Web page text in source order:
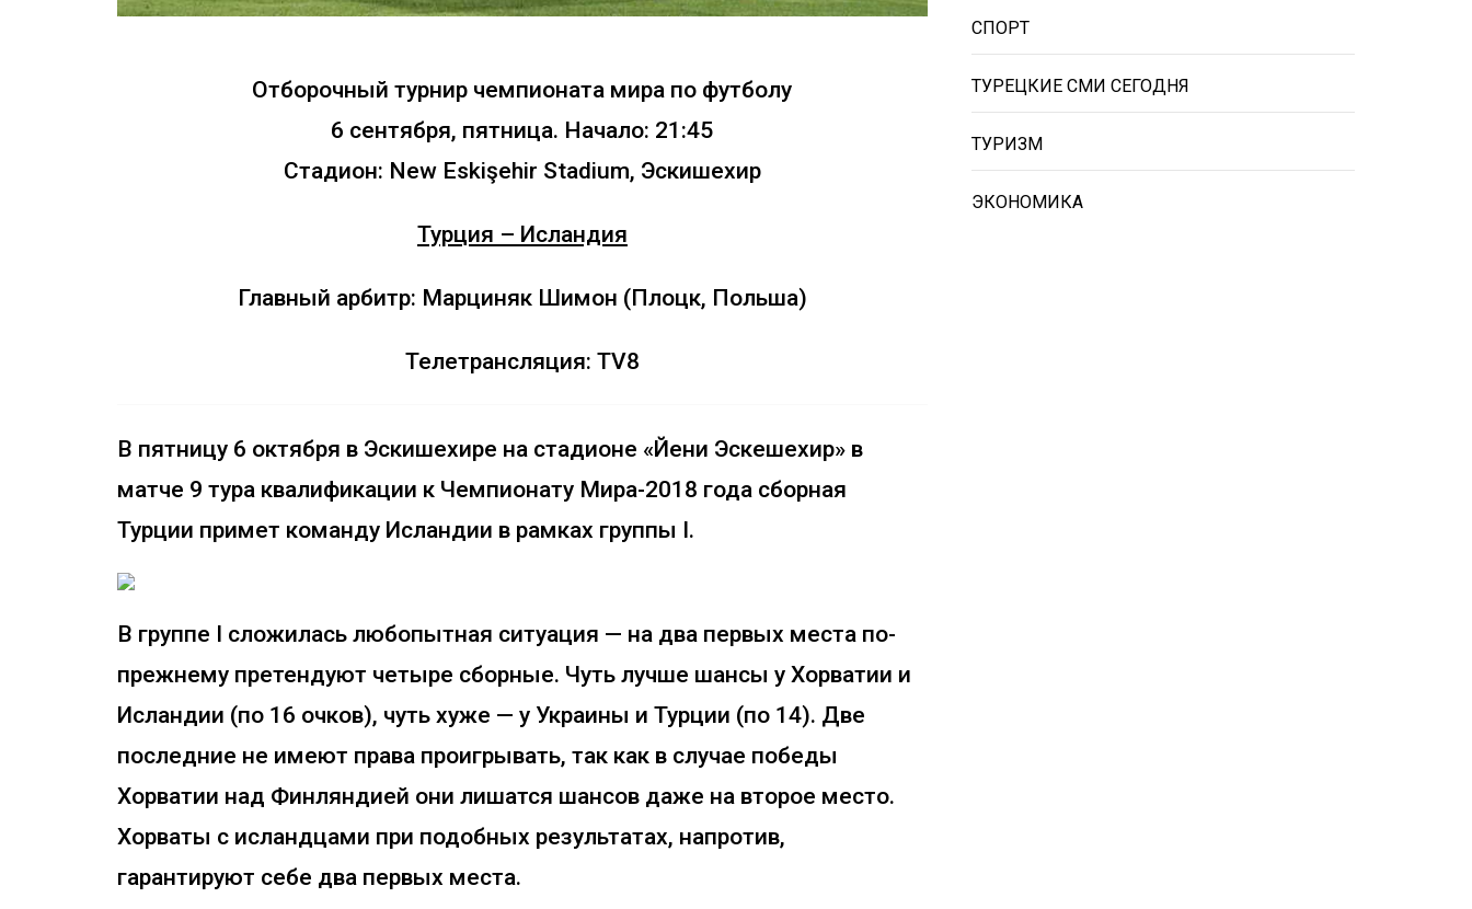
Отборочный турнир чемпионата мира по футболу
6 сентября, пятница. Начало: 21:45
Стадион: New Eskişehir Stadium, Эскишехир
Турция – Исландия
Главный арбитр: Марциняк Шимон (Плоцк, Польша)
Телетрансляция: TV8
В пятницу 6 октября в Эскишехире на стадионе «Йени Эскешехир» в
матче 9 тура квалификации к Чемпионату Мира-2018 года сборная
Турции примет команду Исландии в рамках группы I.
В группе I сложилась любопытная ситуация — на два первых места по-
прежнему претендуют четыре сборные. Чуть лучше шансы у Хорватии и
Исландии (по 16 очков), чуть хуже — у Украины и Турции (по 14). Две
последние не имеют права проигрывать, так как в случае победы
Хорватии над Финляндией они лишатся шансов даже на второе место.
Хорваты с исландцами при подобных результатах, напротив,
гарантируют себе два первых места.
СПОРТ
ТУРЕЦКИЕ СМИ СЕГОДНЯ
ТУРИЗМ
ЭКОНОМИКА